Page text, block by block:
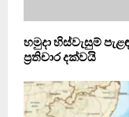
හමුදා හිස්වැසුම්
ප්‍රතිචාර දක්වයි